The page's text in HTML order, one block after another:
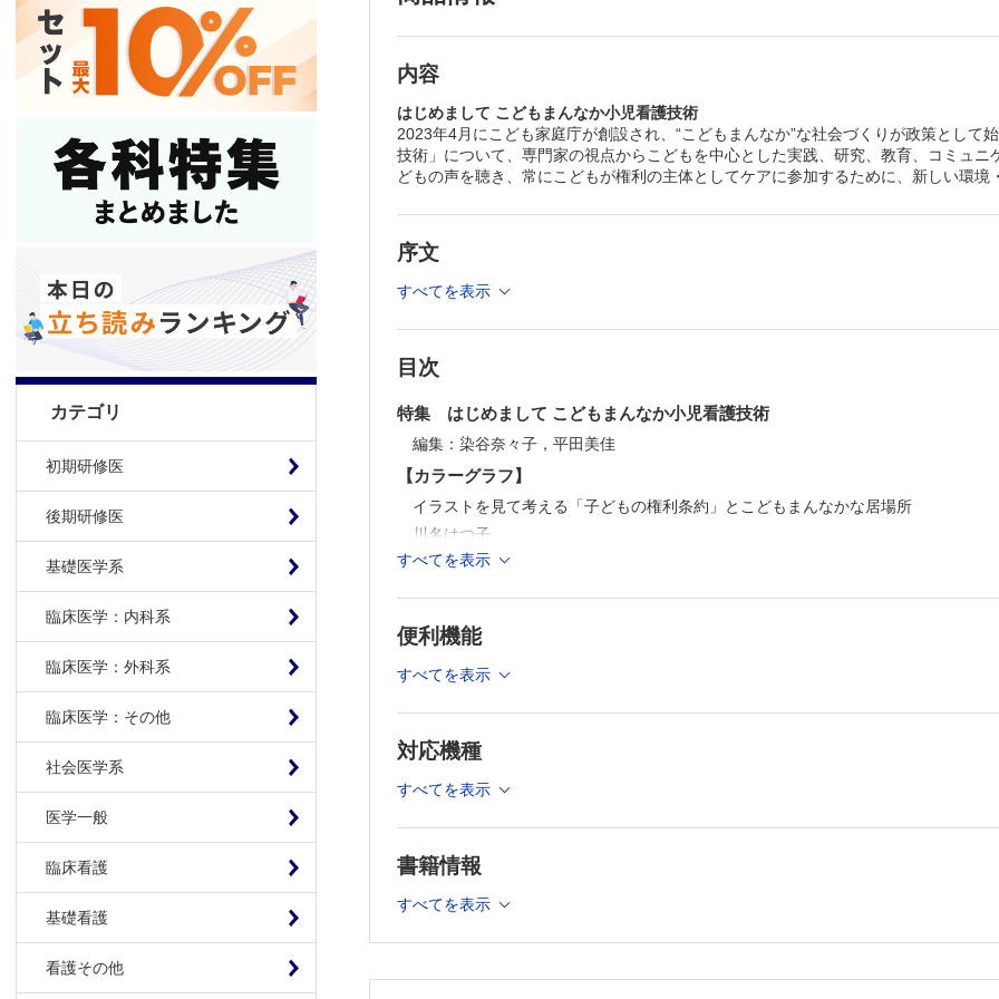
カテゴリ
初期研修医
後期研修医
基礎医学系
臨床医学：内科系
臨床医学：外科系
臨床医学：その他
社会医学系
医学一般
臨床看護
基礎看護
看護その他
護学研究 新家一輝
①清潔ケアをいやがる幼児前期のこどもとのコミュニケーシ
ン 熊谷祐美
②ステロイド内服中で感染予防行動が必要な学童期のこど
ミュニケーション 村山有利子
地麻貴子
しきたりに従って生活することだ 磯崎三喜年
医law医lawな関係(143)
検査及び治療が行われないことによる親の精神的損害 木
夜行列車にも今，「春」がくる？ 小鳥遊遊鳥
内容
はじめまして こどもまんなか小児看護技術
2023年4月にこども家庭庁が創設され、“こどもまんなか”な社会づくりが政策とし
技術」について、専門家の視点からこどもを中心とした実践、研究、教育、コミュ
どもの声を聴き、常にこどもが権利の主体としてケアに参加するために、新しい環境
序文
すべてを表示
目次
特集 はじめまして こどもまんなか小児看護技術
編集：染谷奈々子，平田美佳
【カラーグラフ】
イラストを見て考える「子どもの権利条約」とこどもまんなかな居場所
川名はつ子
【特集にあたって】
初心忘るべからず；こどもの最善の利益をまもる看護を実践する染谷奈々子，他
【総 論】
②こどもまんなか社会の実現に向けて；こども家庭庁の現在 内川麻実子
③病院のこども憲章；最善の利益に向けて，“ こどもまんなか”の「こども憲章
④『改訂版 小児看護の日常的な臨床場面での倫理的課題に関する指針』と「こど
②こどもまんなか トラウマインフォームドケアとchild and family centered care
③こどもまんなか 就園支援 品川陽子
⑤こどもまんなか 小児看護学実習受け入れの実際 荒俣千晶，他
⑥こどもまんなか 小児看護専門看護師としての実践力を培う大学院における教育
すべてを表示
便利機能
すべてを表示
対応機種
すべてを表示
書籍情報
すべてを表示